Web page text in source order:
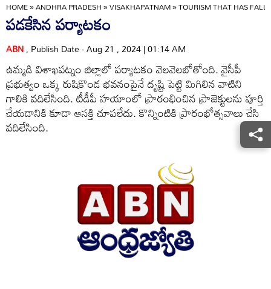
HOME»ANDHRA PRADESH»VISAKHAPATNAM»TOURISM THAT HAS
పడకేసిన పర్యాటకం
ABN, Publish Date - Aug 21 , 2024 | 01:14 AM
ఉమ్మడి విశాఖపట్నం జిల్లాలో పర్యాటకం వెలవెలబోతోంది. వైసీపీ
ప్రభుత్వం ఒక్క రుషికొండ భవనంపైనే దృష్టి పెట్టి మిగిలిన వాటిని
గాలికి వదిలేసింది. టీడీపీ హయాంలో ప్రారంభించిన ప్రాజెక్టులను పూర్తి
చేయడానికి కూడా ఆసక్తి చూపలేదు. కొన్నింటికి ప్రారంభోత్సవాలు చేసి
వదిలేసింది.